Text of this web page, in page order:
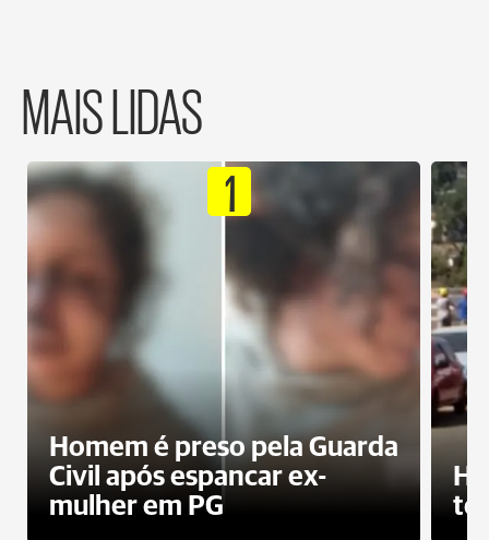
MAIS LIDAS
1
Homem é preso pela Guarda
Civil após espancar ex-
mulher em PG